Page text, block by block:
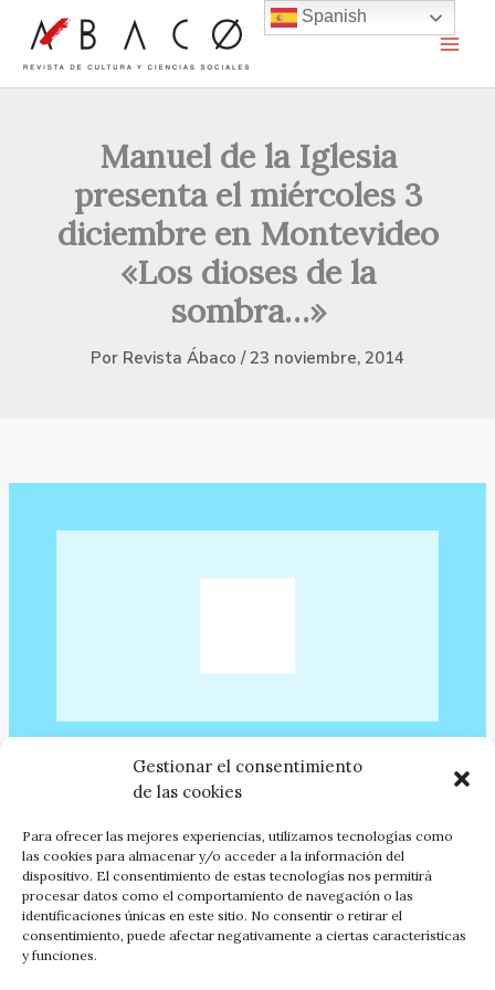
Gestionar el consentimiento
de las cookies
Para ofrecer las mejores experiencias, utilizamos tecnologías como
las cookies para almacenar y/o acceder a la información del
dispositivo. El consentimiento de estas tecnologías nos permitirá
procesar datos como el comportamiento de navegación o las
identificaciones únicas en este sitio. No consentir o retirar el
consentimiento, puede afectar negativamente a ciertas características
y funciones.
contenido
Manuel de la Iglesia
presenta el miércoles 3
diciembre en Montevideo
«Los dioses de la
sombra…»
Por Revista Ábaco /23 noviembre, 2014
El miercoles 3 de diciembre en la librería
de Montevideo se presenta a las 20 horas el libro de
Manuel de la Iglesia Caruncho tituladoLos dioses de la
sombra juegan pelota, junto al autor intervienen Lucy
Garrido y Denise Cook, la publicación es novedad en la
colección Máquina de las Palabras de Cicees. Puedes
obtenerla a través de la cesta de compra de esta web.
Spanish